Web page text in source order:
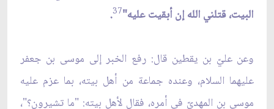
البيت، قتلني الله إن أبقيت عليه"37
.
وعن عليّ بن يقطين قال: رفع الخبر إلى موسى بن جعفر
عليهما السلام، وعنده جماعة من أهل بيته، بما عزم عليه
موسى بن المهديّ في أمره، فقال لأهل بيته: "ما تشيرون؟"،